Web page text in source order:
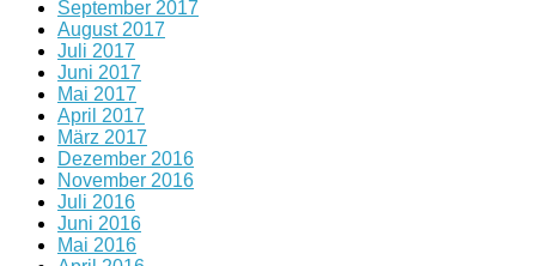
September 2017
August 2017
Juli 2017
Juni 2017
Mai 2017
April 2017
März 2017
Dezember 2016
November 2016
Juli 2016
Juni 2016
Mai 2016